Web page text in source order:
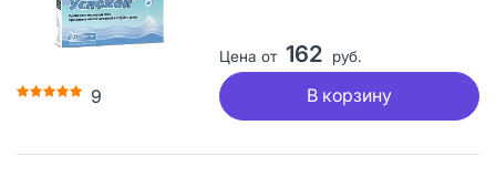
9
Цена от 162 руб.
В корзину